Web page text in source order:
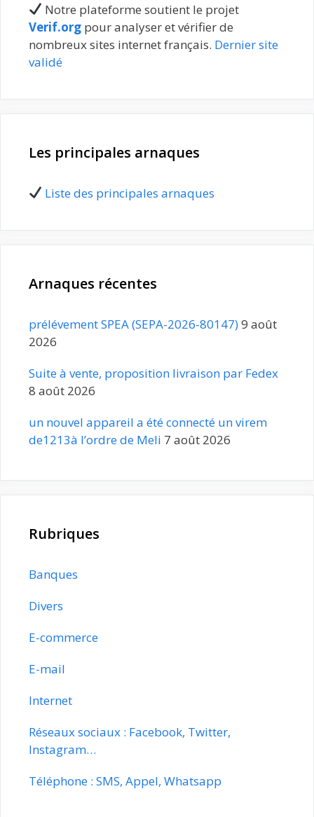
Notre plateforme soutient le projet
Verif.org pour analyser et vérifier de
nombreux sites internet français. Dernier site
validé
Les principales arnaques
Liste des principales arnaques
Arnaques récentes
prélévement SPEA (SEPA-2026-80147)9 août
2026
Suite à vente, proposition livraison par Fedex
8 août 2026
un nouvel appareil a été connecté un virem
de1213à l’ordre de Meli 7 août 2026
Rubriques
Banques
Divers
E-commerce
E-mail
Internet
Réseaux sociaux : Facebook, Twitter,
Instagram…
Téléphone : SMS, Appel, Whatsapp